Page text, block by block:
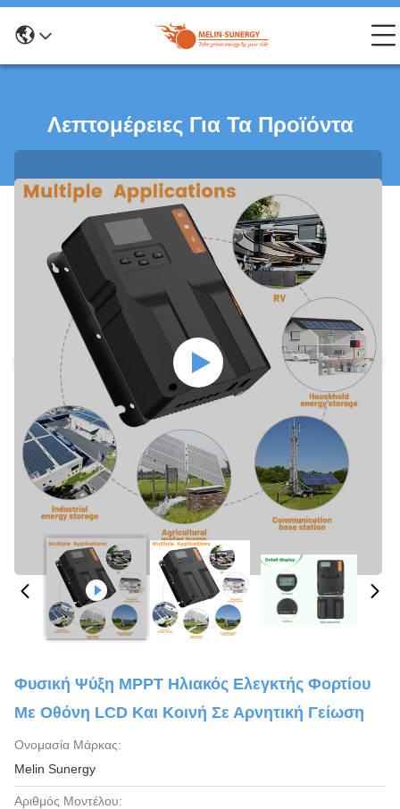
Λεπτομέρειες Για Τα Προϊόντα
Φυσική Ψύξη MPPT Ηλιακός Ελεγκτής Φορτίου
Με Οθόνη LCD Και Κοινή Σε Αρνητική Γείωση
Ονομασία Μάρκας:
Melin Sunergy
Αριθμός Μοντέλου: